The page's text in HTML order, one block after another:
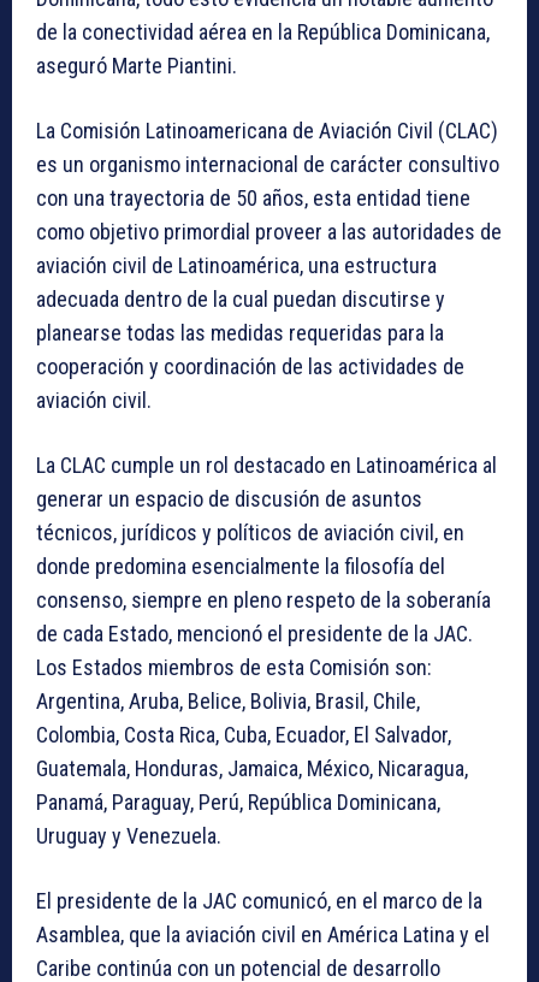
de la conectividad aérea en la República Dominicana,
aseguró Marte Piantini.
La Comisión Latinoamericana de Aviación Civil (CLAC)
es un organismo internacional de carácter consultivo
con una trayectoria de 50 años, esta entidad tiene
como objetivo primordial proveer a las autoridades de
aviación civil de Latinoamérica, una estructura
adecuada dentro de la cual puedan discutirse y
planearse todas las medidas requeridas para la
cooperación y coordinación de las actividades de
aviación civil.
La CLAC cumple un rol destacado en Latinoamérica al
generar un espacio de discusión de asuntos
técnicos, jurídicos y políticos de aviación civil, en
donde predomina esencialmente la filosofía del
consenso, siempre en pleno respeto de la soberanía
de cada Estado, mencionó el presidente de la JAC.
Los Estados miembros de esta Comisión son:
Argentina, Aruba, Belice, Bolivia, Brasil, Chile,
Colombia, Costa Rica, Cuba, Ecuador, El Salvador,
Guatemala, Honduras, Jamaica, México, Nicaragua,
Panamá, Paraguay, Perú, República Dominicana,
Uruguay y Venezuela.
El presidente de la JAC comunicó, en el marco de la
Asamblea, que la aviación civil en América Latina y el
Caribe continúa con un potencial de desarrollo